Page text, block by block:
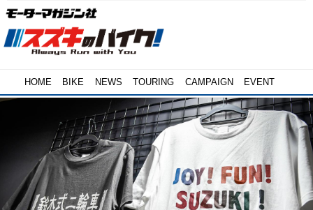
HOME BIKE NEWS TOURING CAMPAIGN EVENT